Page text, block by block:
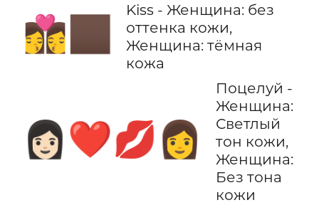
👩‍❤️‍💋‍👩🏿
Kiss - Женщина: без
оттенка кожи,
Женщина: тёмная
кожа
👩🏻‍❤️‍💋‍👩
Поцелуй -
Женщина:
Светлый
тон кожи,
Женщина:
Без тона
кожи